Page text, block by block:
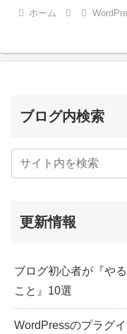
ホーム
ブログ内検索
更新情報
ブログ初心者が『や
こと』10選
WordPressのプラグ